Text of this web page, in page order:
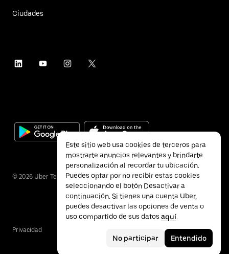
Ciudades
© 2026 Uber Technologies Inc.
Privacidad
Este sitio web usa cookies de terceros para
mostrarte anuncios relevantes y brindarte
personalización al recordar tu ubicación.
Puedes optar por no recibir estas cookies
seleccionando el botón Desactivar a
continuación. Si tienes una cuenta Uber,
puedes desactivar las opciones de venta o
uso compartido de sus datos aquí.
No participar Entendido